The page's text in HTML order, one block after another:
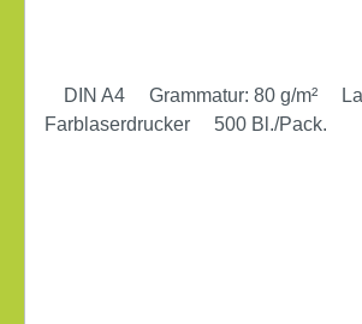
DIN A4 Grammatur: 80 g/m²
Farblaserdrucker 500 Bl./Pack.